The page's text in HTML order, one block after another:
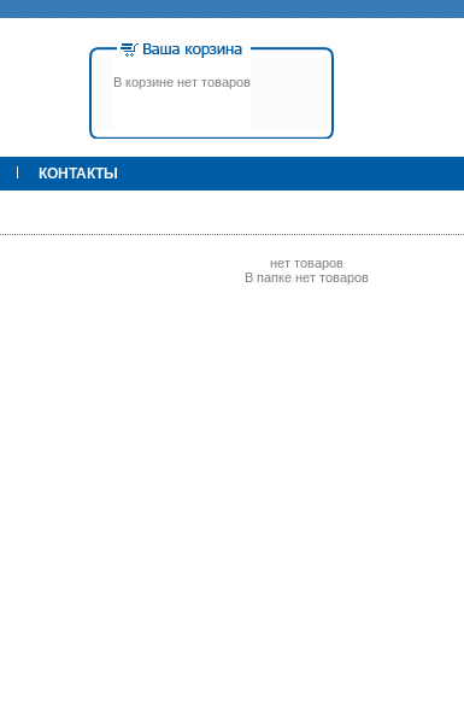
В корзине нет товаров
КОНТАКТЫ
нет товаров
В папке нет товаров